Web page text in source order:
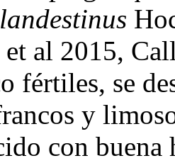
al 2015,
fértiles, se
y
con